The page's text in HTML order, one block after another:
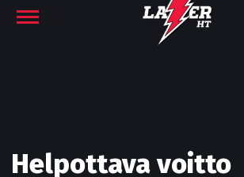
Helpottava voitto